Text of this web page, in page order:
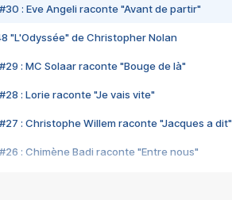
#30 : Eve Angeli raconte "Avant de partir"
"L'Odyssée" de Christopher Nolan
#29 : MC Solaar raconte "Bouge de là"
#28 : Lorie raconte "Je vais vite"
#27 : Christophe Willem raconte "Jacques a dit"
#26 : Chimène Badi raconte "Entre nous"